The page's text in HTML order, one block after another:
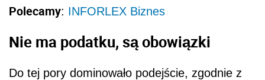
Polecamy: INFORLEX Biznes
Nie ma podatku, są obowiązki
Do tej pory dominowało podejście, zgodnie z